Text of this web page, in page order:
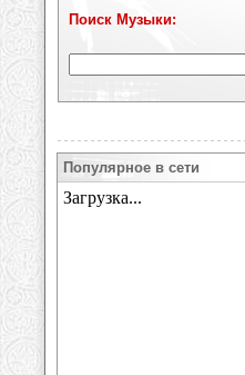
Поиск Музыки:
Популярное в сети